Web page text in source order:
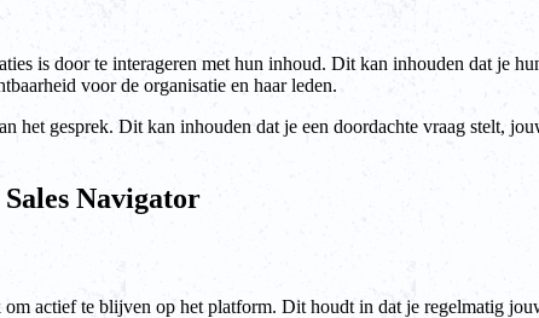
is door te interageren met hun inhoud. Dit kan inhouden dat je
voor de organisatie en haar leden.
het gesprek. Dit kan inhouden dat je een doordachte vraag stelt,
Navigator
actief te blijven op het platform. Dit houdt in dat je regelmatig